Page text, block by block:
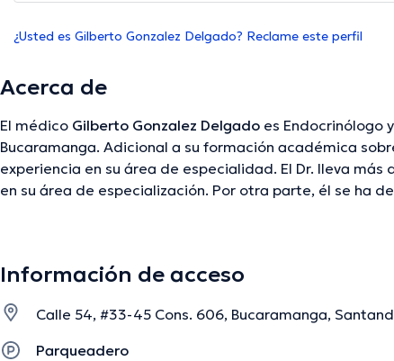
¿Usted es Gilberto Gonzalez Delgado? Reclame este perfil
Acerca de
El médico Gilberto Gonzalez Delgado es Endocrinólogo
Bucaramanga. Adicional a su formación académica
experiencia en su área de especialidad. El Dr. lleva
en su área de especialización. Por otra parte, él se ha
hablados por el Dr.
Información de acceso
Calle 54, #33-45 Cons. 606, Bucaramanga,
Parqueadero